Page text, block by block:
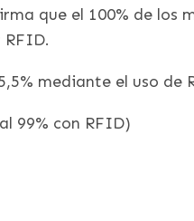
que el 100% de los
mediante el uso de
99% con RFID)